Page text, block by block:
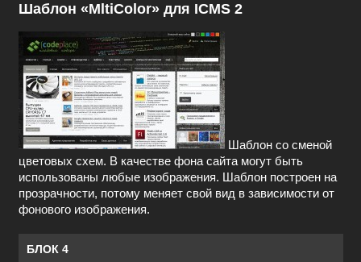
Шаблон «MltiColor» для ICMS 2
Шаблон со сменой
цветовых схем. В качестве фона сайта могут быть
использованы любые изображения. Шаблон построен на
прозрачности, потому меняет свой вид в зависимости от
фонового изображения.
БЛОК 4